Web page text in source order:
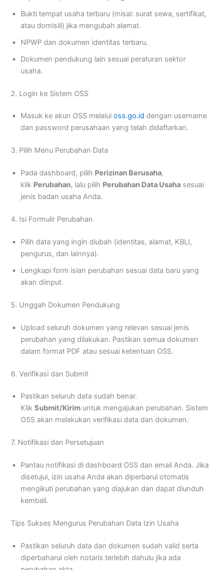
Bukti tempat usaha terbaru (misal: surat sewa, sertifikat,
atau domisili) jika mengubah alamat.
NPWP dan dokumen identitas terbaru.
Dokumen pendukung lain sesuai peraturan sektor
usaha.
2. Login ke Sistem OSS
Masuk ke akun OSS melaluioss.go.id dengan username
dan password perusahaan yang telah didaftarkan.
3. Pilih Menu Perubahan Data
Pada dashboard, pilih Perizinan Berusaha,
klik Perubahan, lalu pilih Perubahan Data Usaha sesuai
jenis badan usaha Anda.
4. Isi Formulir Perubahan
Pilih data yang ingin diubah (identitas, alamat, KBLI,
pengurus, dan lainnya).
Lengkapi form isian perubahan sesuai data baru yang
akan diinput.
5. Unggah Dokumen Pendukung
Upload seluruh dokumen yang relevan sesuai jenis
perubahan yang dilakukan. Pastikan semua dokumen
dalam format PDF atau sesuai ketentuan OSS.
6. Verifikasi dan Submit
Pastikan seluruh data sudah benar.
KlikSubmit/Kirim untuk mengajukan perubahan. Sistem
OSS akan melakukan verifikasi data dan dokumen.
7. Notifikasi dan Persetujuan
Pantau notifikasi di dashboard OSS dan email Anda. Jika
disetujui, izin usaha Anda akan diperbarui otomatis
mengikuti perubahan yang diajukan dan dapat diunduh
kembali.
Tips Sukses Mengurus Perubahan Data Izin Usaha
Pastikan seluruh data dan dokumen sudah valid serta
diperbaharui oleh notaris terlebih dahulu jika ada